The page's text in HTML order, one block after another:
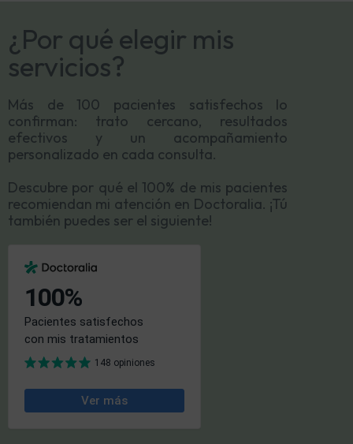
¿Por qué elegir mis
servicios?
Más de 100 pacientes satisfechos lo
confirman: trato cercano, resultados
efectivos y un acompañamiento
personalizado en cada consulta.
Descubre por qué el 100% de mis pacientes
recomiendan mi atención en Doctoralia. ¡Tú
también puedes ser el siguiente!